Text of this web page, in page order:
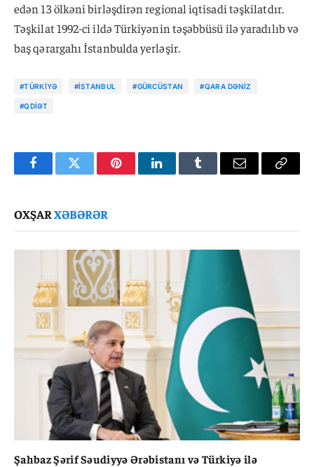
edən 13 ölkəni birləşdirən regional iqtisadi təşkilatdır.
Təşkilat 1992-ci ildə Türkiyənin təşəbbüsü ilə yaradılıb və
baş qərargahı İstanbulda yerləşir.
#TÜRKIYƏ #İSTANBUL #GÜRCÜSTAN #QARA DƏNIZ
#QDİƏT
FacebookTwitter PinterestLinkedInTumblr Email
Copy
OXŞARXƏBƏRƏR
Şahbaz Şərif Səudiyyə Ərəbistanı və Türkiyə ilə